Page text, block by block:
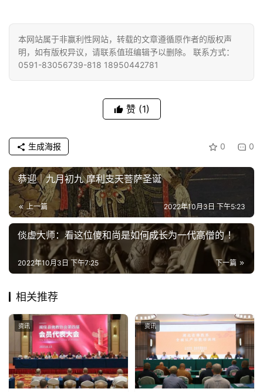
本网站属于非赢利性网站，转载的文章遵循原作者的版权声
明，如有版权异议，请联系值班编辑予以删除。 联系方式：
0591-83056739-818 18950442781
赞 (1)
0 0
生成海报
恭迎｜九月初九 摩利支天菩萨圣诞
上一篇 2022年10月3日 下午5:23
倓虚大师：看这位傻和尚是如何成长为一代高僧的 ！
下一篇
2022年10月3日 下午7:25
相关推荐
资讯 资讯